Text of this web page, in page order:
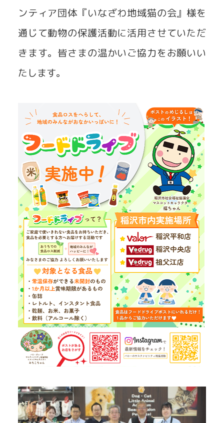
ンティア団体『いなざわ地域猫の会』様を
通じて動物の保護活動に活用させていただ
きます。皆さまの温かいご協力をお願いい
たします。